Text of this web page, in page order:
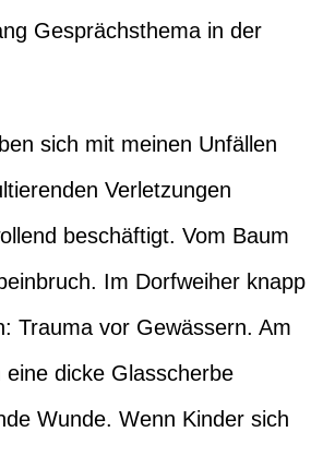
Gesprächsthema in der
sich mit meinen Unfällen
Verletzungen
beschäftigt. Vom Baum
Im Dorfweiher knapp
Trauma vor Gewässern. Am
eine dicke Glasscherbe
Wunde. Wenn Kinder sich